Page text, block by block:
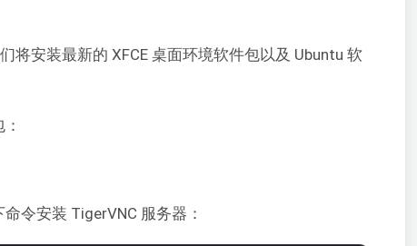
将安装最新的 XFCE 桌面环境软件包以及 Ubuntu 软
令安装 TigerVNC 服务器：